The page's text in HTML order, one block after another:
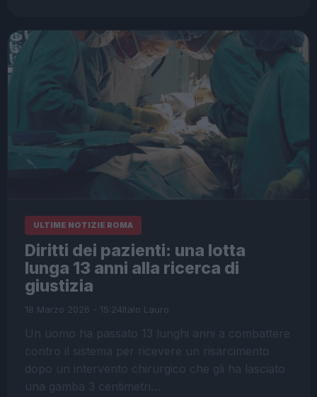
ULTIME NOTIZIE ROMA
Diritti dei pazienti: una lotta
lunga 13 anni alla ricerca di
giustizia
18 Marzo 2026 - 15:24Italo Lauro
Un uomo ha passato 13 lunghi anni a combattere
contro il sistema per ricevere un risarcimento
dopo un intervento chirurgico che gli ha lasciato
una gamba 3 centimetri…